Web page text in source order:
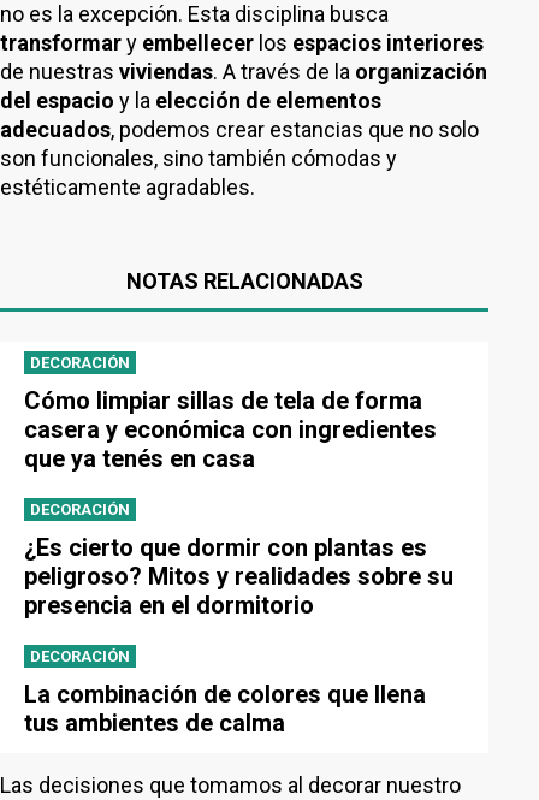
no es la excepción. Esta disciplina busca
transformary embellecer los espacios interiores
de nuestras viviendas. A través de la organización
del espacio y la elección de elementos
adecuados, podemos crear estancias que no solo
son funcionales, sino también cómodas y
estéticamente agradables.
NOTAS RELACIONADAS
DECORACIÓN
Cómo limpiar sillas de tela de forma
casera y económica con ingredientes
que ya tenés en casa
DECORACIÓN
¿Es cierto que dormir con plantas es
peligroso? Mitos y realidades sobre su
presencia en el dormitorio
DECORACIÓN
La combinación de colores que llena
tus ambientes de calma
Las decisiones que tomamos al decorar nuestro